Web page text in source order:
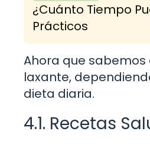
¿Cuánto Tiempo
Prácticos
Ahora que
laxante,
dieta diaria.
4.1. Recetas